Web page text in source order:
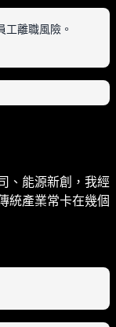
、能源新創，我經
統產業常卡在幾個